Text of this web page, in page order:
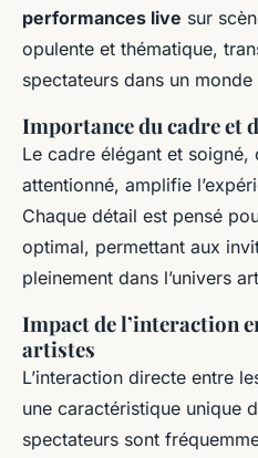
performances live sur
opulente et thématique,
spectateurs dans un
Importance du cadre et
Le cadre élégant et soigné,
attentionné, amplifie
Chaque détail est pensé
optimal, permettant aux
pleinement dans l’univers
Impact de l’interaction
artistes
L’interaction directe entre
une caractéristique unique
spectateurs sont